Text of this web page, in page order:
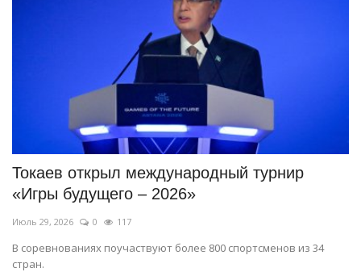
Токаев открыл международный турнир
«Игры будущего – 2026»
Июль 29, 2026 0 117
В соревнованиях поучаствуют более 800 спортсменов из 34
стран.